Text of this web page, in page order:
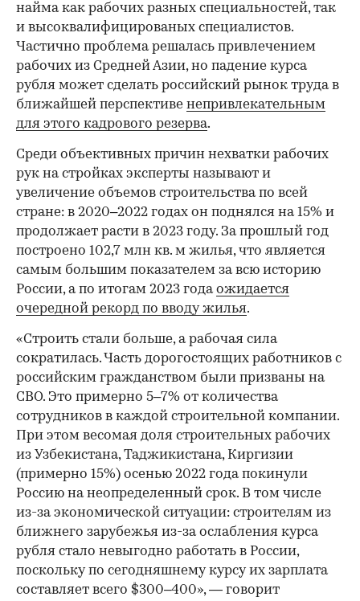
найма как рабочих разных специальностей, так
и высоквалифицированых специалистов.
Частично проблема решалась привлечением
рабочих из Средней Азии, но падение курса
рубля может сделать российский рынок труда в
ближайшей перспективе непривлекательным
для этого кадрового резерва.
Среди объективных причин нехватки рабочих
рук на стройках эксперты называют и
увеличение объемов строительства по всей
стране: в 2020–2022 годах он поднялся на 15% и
продолжает расти в 2023 году. За прошлый год
построено 102,7 млн кв. м жилья, что является
самым большим показателем за всю историю
России, а по итогам 2023 годаожидается
очередной рекорд по вводу жилья.
«Строить стали больше, а рабочая сила
сократилась. Часть дорогостоящих работников с
российским гражданством были призваны на
СВО. Это примерно 5–7% от количества
сотрудников в каждой строительной компании.
При этом весомая доля строительных рабочих
из Узбекистана, Таджикистана, Киргизии
(примерно 15%) осенью 2022 года покинули
Россию на неопределенный срок. В том числе
из-за экономической ситуации: строителям из
ближнего зарубежья из-за ослабления курса
рубля стало невыгодно работать в России,
поскольку по сегодняшнему курсу их зарплата
составляет всего $300–400», — говорит